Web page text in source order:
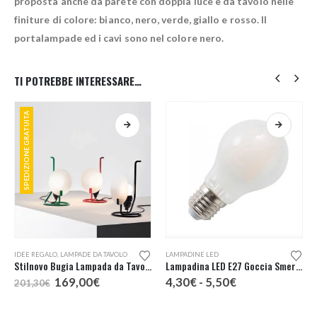
finiture di colore: bianco, nero, verde, giallo e rosso. Il
portalampade ed i cavi sono nel colore nero.
TI POTREBBE INTERESSARE…
SPEDIZIONE GRATUITA
IDEE REGALO LAMPADE DA TAVOLO
Stilnovo Bugia Lampada da Tavolo
201,30€ Il
prezzo
169,00€Il
LAMPADINE LED
Lampadina LED E27 Goccia Smerigliata
4,30€ - 5,50€Fascia